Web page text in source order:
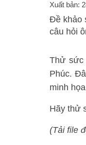
Xuất bản:
Đề khảo
câu hỏi
Thử sức
Phúc.
minh
Hãy thử
(Tải file